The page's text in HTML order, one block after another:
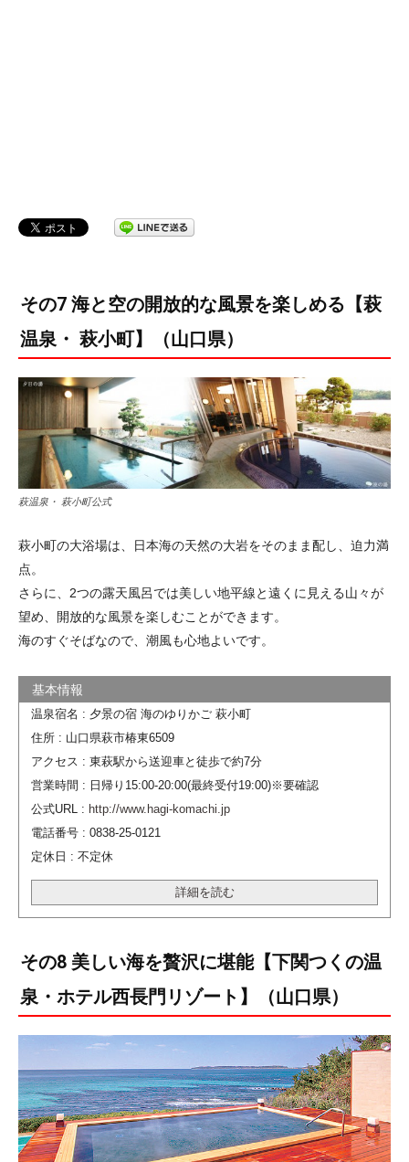
その7 海と空の開放的な風景を楽しめる【萩
温泉・ 萩小町】（山口県）
萩温泉・ 萩小町公式
萩小町の大浴場は、日本海の天然の大岩をそのまま配し、迫力満
点。
さらに、2つの露天風呂では美しい地平線と遠くに見える山々が
望め、開放的な風景を楽しむことができます。
海のすぐそばなので、潮風も心地よいです。
温泉宿名 : 夕景の宿 海のゆりかご 萩小町
住所 : 山口県萩市椿東6509
アクセス : 東萩駅から送迎車と徒歩で約7分
営業時間 : 日帰り15:00-20:00(最終受付19:00)※要確認
公式URL : http://www.hagi-komachi.jp
電話番号 : 0838-25-0121
定休日 : 不定休
詳細を読む
その8 美しい海を贅沢に堪能【下関つくの温
泉・ホテル西長門リゾート】（山口県）